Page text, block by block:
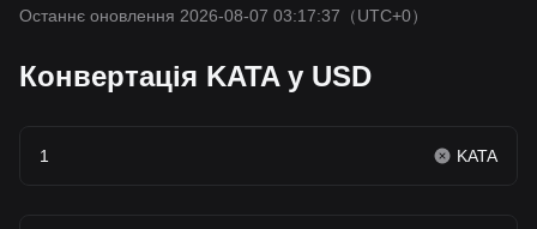
Останнє оновлення 2026-08-07 03:17:37 （UTC+0）
Конвертація KATA у USD
KATA